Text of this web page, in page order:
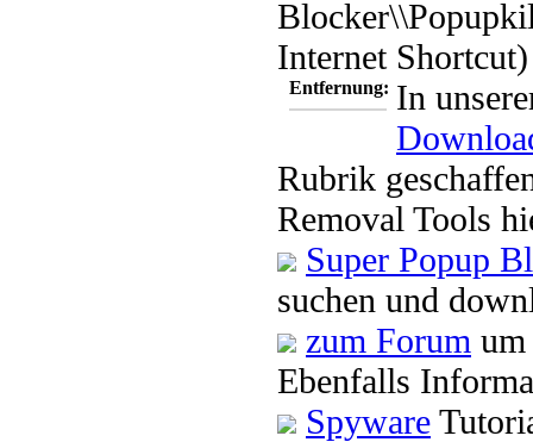
Internet Shortcut)
Entfernung: In
Rubrik
Removal Tools
Super Popup
suchen und
zum Forum
Ebenfalls
Spyware